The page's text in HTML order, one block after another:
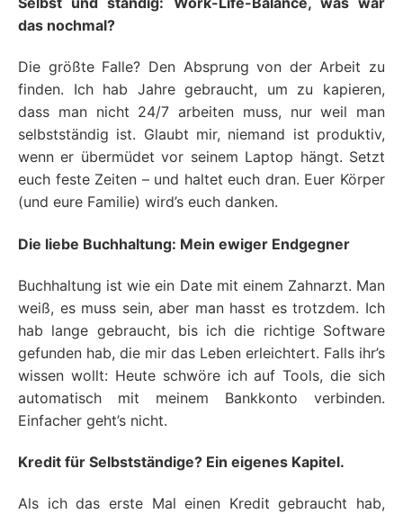
das nochmal?
Die größte Falle? Den Absprung von der Arbeit zu
finden. Ich hab Jahre gebraucht, um zu kapieren,
dass man nicht 24/7 arbeiten muss, nur weil man
selbstständig ist. Glaubt mir, niemand ist produktiv,
wenn er übermüdet vor seinem Laptop hängt. Setzt
euch feste Zeiten – und haltet euch dran. Euer Körper
(und eure Familie) wird’s euch danken.
Die liebe Buchhaltung: Mein ewiger Endgegner
Buchhaltung ist wie ein Date mit einem Zahnarzt. Man
weiß, es muss sein, aber man hasst es trotzdem. Ich
hab lange gebraucht, bis ich die richtige Software
gefunden hab, die mir das Leben erleichtert. Falls ihr’s
wissen wollt: Heute schwöre ich auf Tools, die sich
automatisch mit meinem Bankkonto verbinden.
Einfacher geht’s nicht.
Kredit für Selbstständige? Ein eigenes Kapitel.
Als ich das erste Mal einen Kredit gebraucht hab,